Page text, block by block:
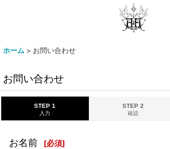
ホーム > お問い合わせ
お問い合わせ
STEP 1
入力
STEP 2
確認
お名前 [必須]